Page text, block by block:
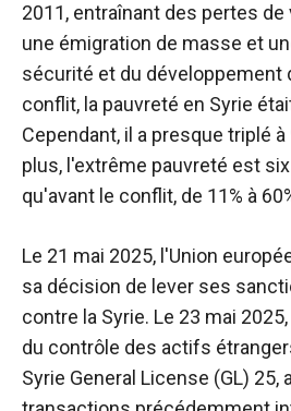
2011, entraînant des pertes
une émigration de masse et
sécurité et du développement
conflit, la pauvreté en Syrie
Cependant, il a presque triplé à
plus, l'extrême pauvreté est
qu'avant le conflit, de 11% à
Le 21 mai 2025, l'Union
sa décision de lever ses
contre la Syrie. Le 23 mai
du contrôle des actifs
Syrie General License (GL) 25,